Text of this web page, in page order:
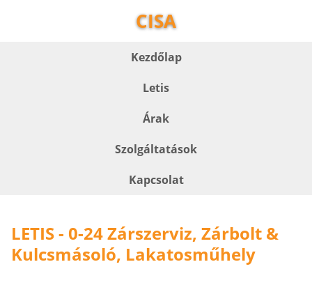
CISA
Kezdőlap
Letis
Árak
Szolgáltatások
Kapcsolat
LETIS - 0-24 Zárszerviz, Zárbolt &
Kulcsmásoló, Lakatosműhely